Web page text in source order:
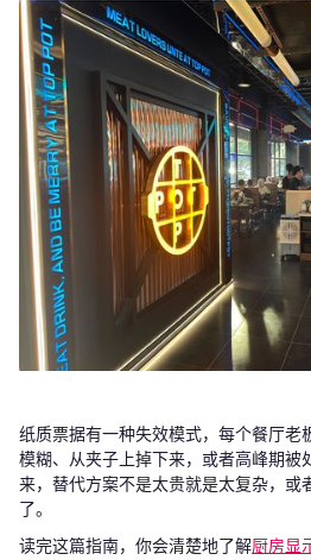
纸质票据有一种失效模式，每个餐厅老
模糊、从夹子上掉下来，或者高峰期被
来，替代方案不是太贵就是太复杂，或
了。
读完这篇指南，你会清楚地了解厨房显